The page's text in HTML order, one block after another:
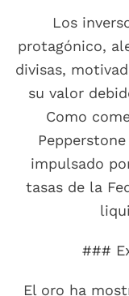
Los
protagónico,
divisas,
su valor
Como
impulsado
tasas de la
###
El oro ha